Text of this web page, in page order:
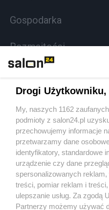
Gospodarka
Rozmaitości
Sport
Społeczeństwo
Kultura
X Facebook
Drogi Użytkowniku,
My, naszych 1162
podmioty z salon24.pl
przechowujemy informacje
przetwarzamy dane
identyfikatory, standardowe
urządzenie czy dane
spersonalizowanych
treści, pomiar reklam i
ulepszanie usług. Za zgodą
Partnerzy możemy używać